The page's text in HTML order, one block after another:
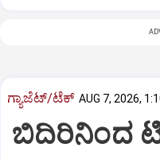
ಗ್ಯಾಜೆಟ್/ಟೆಕ್ AUG 7, 2026,
ಬಿದಿರಿನಿಂದ